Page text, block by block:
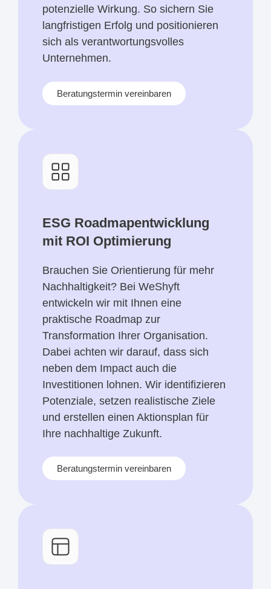
potenzielle Wirkung. So sichern Sie
langfristigen Erfolg und positionieren
sich als verantwortungsvolles
Unternehmen.
Beratungstermin vereinbaren
ESG Roadmapentwicklung
mit ROI Optimierung
Brauchen Sie Orientierung für mehr
Nachhaltigkeit? Bei WeShyft
entwickeln wir mit Ihnen eine
praktische Roadmap zur
Transformation Ihrer Organisation.
Dabei achten wir darauf, dass sich
neben dem Impact auch die
Investitionen lohnen. Wir identifizieren
Potenziale, setzen realistische Ziele
und erstellen einen Aktionsplan für
Ihre nachhaltige Zukunft.
Beratungstermin vereinbaren